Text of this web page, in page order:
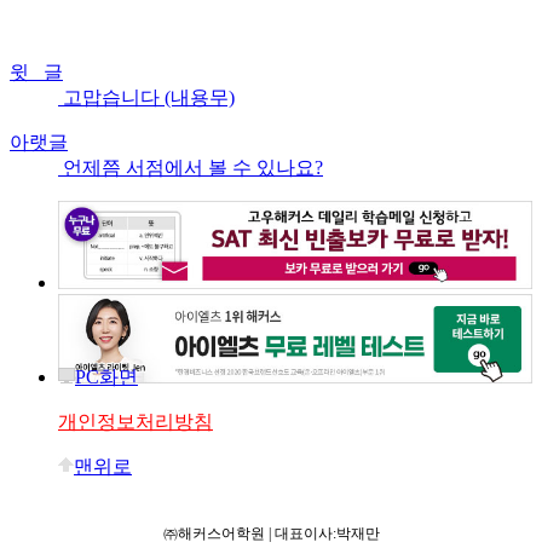
윗 글
고맙습니다 (내용무)
아랫글
언제쯤 서점에서 볼 수 있나요?
PC화면
개인정보처리방침
맨위로
㈜해커스어학원 | 대표이사:박재만